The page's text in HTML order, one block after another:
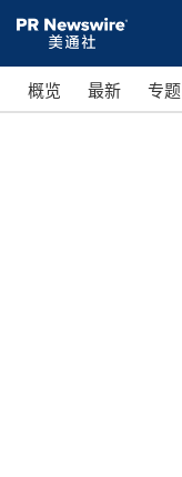
概览 最新 专题